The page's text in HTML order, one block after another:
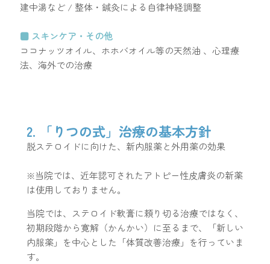
建中湯など / 整体・鍼灸による自律神経調整
■ スキンケア・その他
ココナッツオイル、ホホバオイル等の天然油 、心理療
法、海外での治療
2. 「りつの式」治療の基本方針
脱ステロイドに向けた、新内服薬と外用薬の効果
※当院では、近年認可されたアトピー性皮膚炎の新薬
は使用しておりません。
当院では、ステロイド軟膏に頼り切る治療ではなく、
初期段階から寛解（かんかい）に至るまで、「新しい
内服薬」を中心とした「体質改善治療」を行っていま
す。